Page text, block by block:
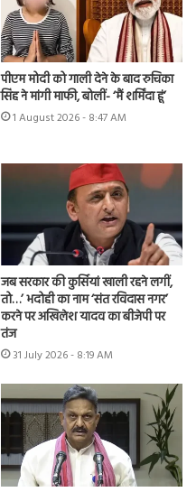
पीएम मोदी को गाली देने के बाद रुचिका
सिंह ने मांगी माफी, बोलीं- ‘मैं शर्मिंदा हूं’
1 August 2026 - 8:47 AM
जब सरकार की कुर्सियां खाली रहने लगीं,
तो…’ भदोही का नाम ‘संत रविदास नगर’
करने पर अखिलेश यादव का बीजेपी पर
तंज
31 July 2026 - 8:19 AM